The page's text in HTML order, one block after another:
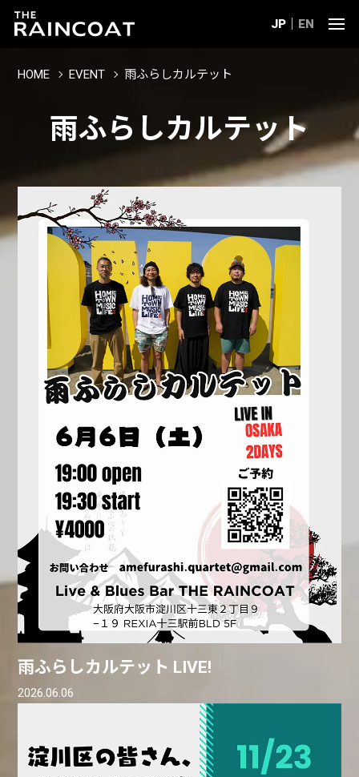
JP EN
HOME EVENT 雨ふらしカルテット
雨ふらしカルテット
雨ふらしカルテット LIVE!
2026.06.06